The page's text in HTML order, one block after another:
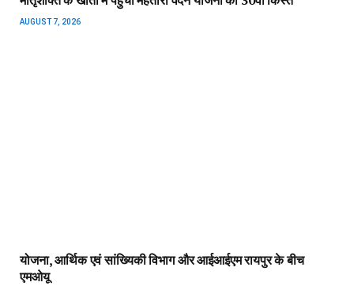
AUGUST 7, 2026
योजना, आर्थिक एवं सांख्यिकी विभाग और आईआईएम रायपुर के बीच
एमओयू